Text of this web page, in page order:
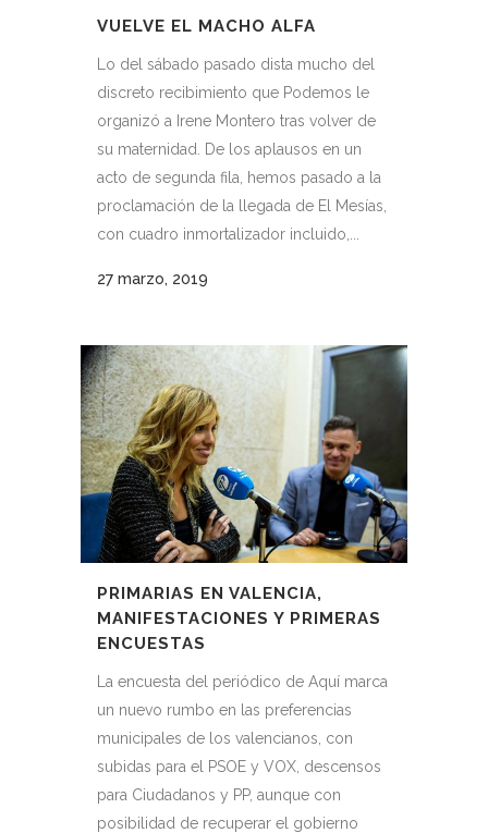
VUELVE EL MACHO ALFA
Lo del sábado pasado dista mucho del
discreto recibimiento que Podemos le
organizó a Irene Montero tras volver de
su maternidad. De los aplausos en un
acto de segunda fila, hemos pasado a la
proclamación de la llegada de El Mesías,
con cuadro inmortalizador incluido,...
27 marzo, 2019
PRIMARIAS EN VALENCIA,
MANIFESTACIONES Y PRIMERAS
ENCUESTAS
La encuesta del periódico de Aquí marca
un nuevo rumbo en las preferencias
municipales de los valencianos, con
subidas para el PSOE y VOX, descensos
para Ciudadanos y PP, aunque con
posibilidad de recuperar el gobierno